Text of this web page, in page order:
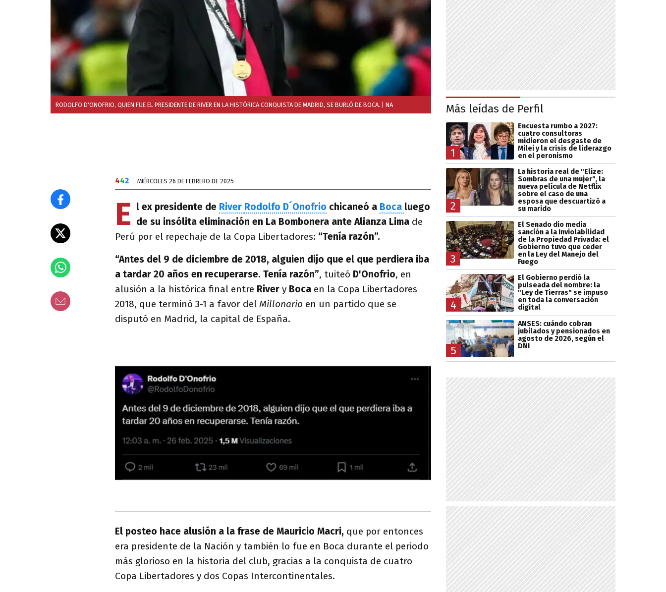
RODOLFO D'ONOFRIO, QUIEN FUE EL PRESIDENTE DE RIVER EN LA HISTÓRICA CONQUISTA DE MADRID, SE BURLÓ DE BOCA. | NA
442 MIÉRCOLES 26 DE FEBRERO DE 2025
E l ex presidente de River Rodolfo D´Onofrio chicaneó a Boca luego
de su insólita eliminación en La Bombonera ante Alianza Lima de
Perú por el repechaje de la Copa Libertadores: “Tenía razón”.
“Antes del 9 de diciembre de 2018, alguien dijo que el que perdiera iba
a tardar 20 años en recuperarse. Tenía razón”, tuiteó D'Onofrio, en
alusión a la histórica final entre River y Boca en la Copa Libertadores
2018, que terminó 3-1 a favor del Millonario en un partido que se
disputó en Madrid, la capital de España.
El posteo hace alusión a la frase de Mauricio Macri, que por entonces
era presidente de la Nación y también lo fue en Boca durante el periodo
más glorioso en la historia del club, gracias a la conquista de cuatro
Copa Libertadores y dos Copas Intercontinentales.
Más leídas de Perfil
1
Encuesta rumbo a 2027:
cuatro consultoras
midieron el desgaste de
Milei y la crisis de liderazgo
en el peronismo
2
La historia real de "Elize:
Sombras de una mujer", la
nueva película de Netflix
sobre el caso de una
esposa que descuartizó a
su marido
3
El Senado dio media
sanción a la Inviolabilidad
de la Propiedad Privada: el
Gobierno tuvo que ceder
en la Ley del Manejo del
Fuego
4
El Gobierno perdió la
pulseada del nombre: la
"Ley de Tierras" se impuso
en toda la conversación
digital
5
ANSES: cuándo cobran
jubilados y pensionados en
agosto de 2026, según el
DNI